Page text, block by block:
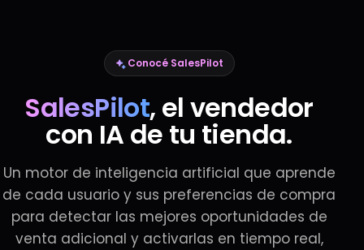
Conocé SalesPilot
SalesPilot, el vendedor
con IA de tu tienda.
Un motor de inteligencia artificial que aprende
de cada usuario y sus preferencias de compra
para detectar las mejores oportunidades de
venta adicional y activarlas en tiempo real,